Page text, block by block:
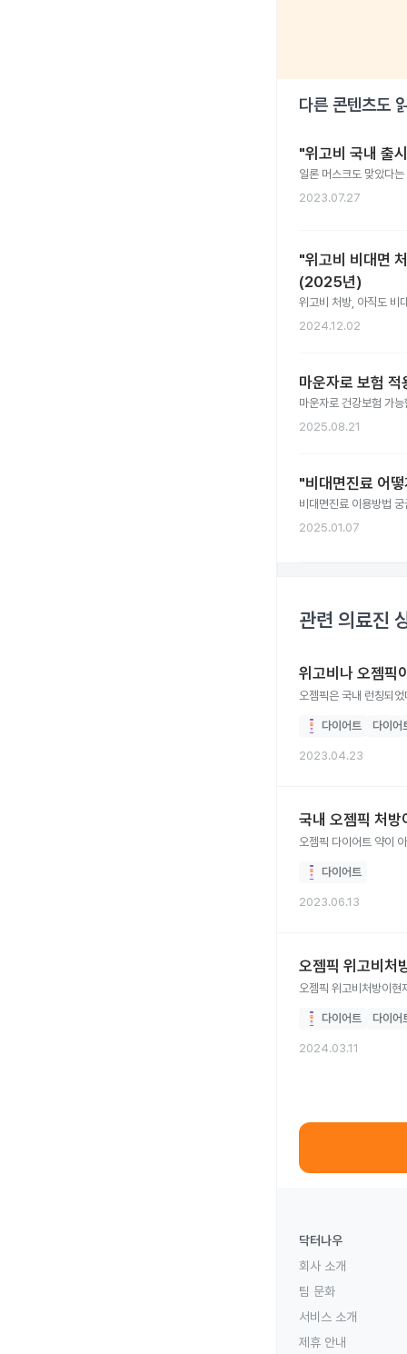
다른 콘텐츠도
"위고비 국내 출
일론 머스크도 맞았다
2023.07.27
"위고비 비대면
(2025년)
위고비 처방, 아직도
2024.12.02
마운자로 보험
마운자로 건강보험 가
2025.08.21
"비대면진료 어
비대면진료 이용방법
2025.01.07
관련 의료진
위고비나 오젬픽
오젬픽은 국내 런칭되
다이어트 다이어
2023.04.23
국내 오젬픽 처방
오젬픽 다이어트 약이
다이어트
2023.06.13
오젬픽 위고비처
오젬픽 위고비처방이현
다이어트 다이어
2024.03.11
닥터나우
회사 소개
팀 문화
서비스 소개
제휴 안내